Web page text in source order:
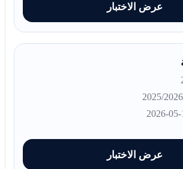
عرض الاختبار
عرض الاختبار